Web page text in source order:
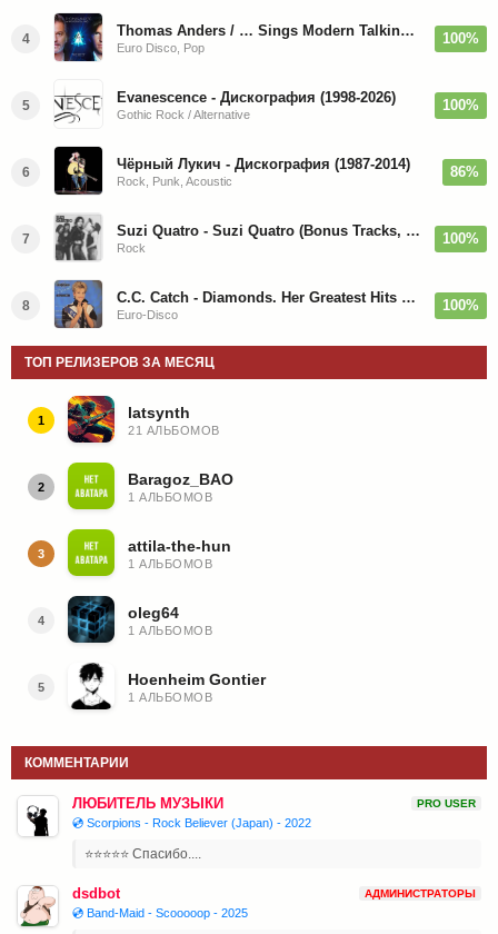
4 Thomas Anders / … Sings Modern Talking: The Best hi-res
Euro Disco, Pop
100%
5 Evanescence - Дискография (1998-2026)
Gothic Rock / Alternative
100%
6 Чёрный Лукич - Дискография (1987-2014)
Rock, Punk, Acoustic
86%
7 Suzi Quatro - Suzi Quatro (Bonus Tracks, Remaster) 1973/2022
Rock
100%
8 C.C. Catch - Diamonds. Her Greatest Hits 1988
Euro-Disco
100%
ТОП РЕЛИЗЕРОВ ЗА МЕСЯЦ
1 latsynth
21 АЛЬБОМОВ
2 Baragoz_BAO
1 АЛЬБОМОВ
3 attila-the-hun
1 АЛЬБОМОВ
4 oleg64
1 АЛЬБОМОВ
5 Hoenheim Gontier
1 АЛЬБОМОВ
КОММЕНТАРИИ
ЛЮБИТЕЛЬ МУЗЫКИ PRO USER
💿 Scorpions - Rock Believer (Japan) - 2022
⭐⭐⭐⭐⭐ Спасибо....
dsdbot АДМИНИСТРАТОРЫ
💿 Band-Maid - Scooooop - 2025